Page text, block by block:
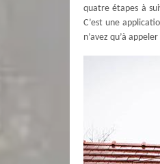
quatre étapes à
C’est une
n’avez qu’à